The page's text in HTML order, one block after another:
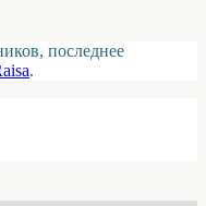
последнее
.